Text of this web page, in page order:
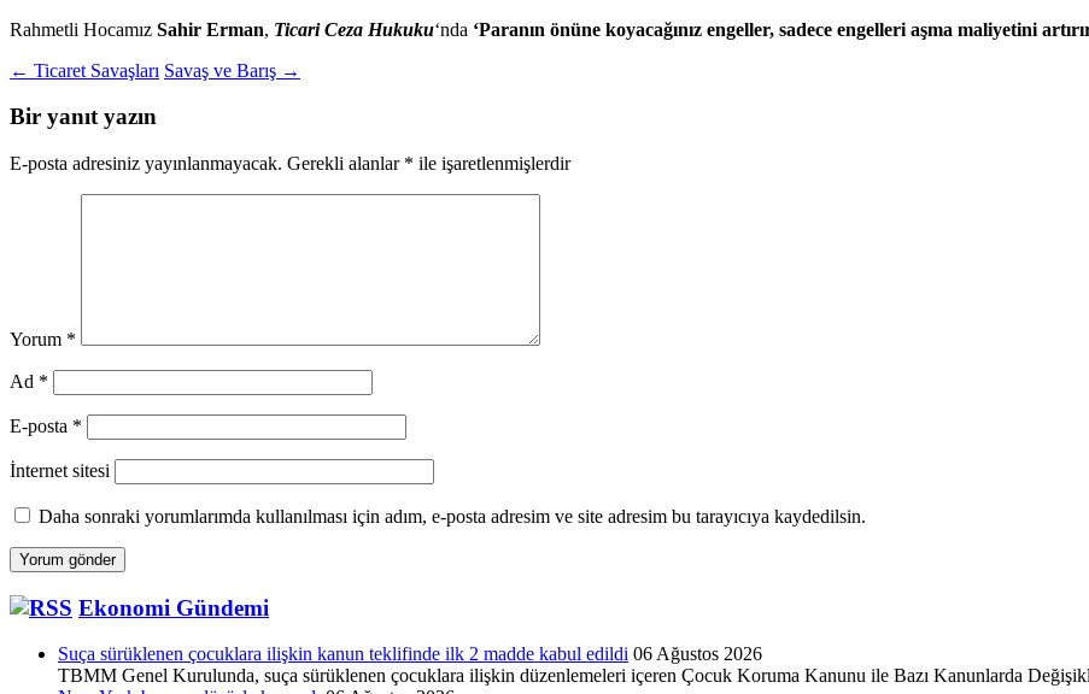
Rahmetli Hocamız Sahir Erman, Ticari Ceza Hukuku‘nda ‘Paranın önüne koyacağınız engeller, sadece engelleri aşma maliyetini
Yazı
dolaşımı
← Ticaret Savaşları Savaş ve Barış →
Bir yanıt yazın
E-posta adresiniz yayınlanmayacak. Gerekli alanlar * ile işaretlenmişlerdir
Yorum *
Ad *
E-posta *
İnternet sitesi
Daha sonraki yorumlarımda kullanılması için adım, e-posta adresim ve site adresim bu tarayıcıya kaydedilsin.
Ekonomi Gündemi
Suça sürüklenen çocuklara ilişkin kanun teklifinde ilk 2 madde kabul edildi 06 Ağustos 2026
TBMM Genel Kurulunda, suça sürüklenen çocuklara ilişkin düzenlemeleri içeren Çocuk Koruma Kanunu ile Bazı Kanunlarda